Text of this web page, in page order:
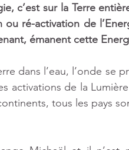
c’est sur la Terre
ré-activation de
émanent cette
dans l’eau, l’onde se
activations de la
tous les pays